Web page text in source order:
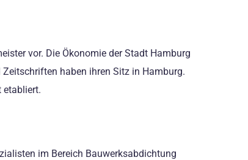
vor. Die Ökonomie der Stadt Hamburg
haben ihren Sitz in Hamburg.
etabliert.
im Bereich Bauwerksabdichtung